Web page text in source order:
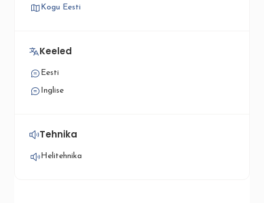
Kogu Eesti
Keeled
Eesti
Inglise
Tehnika
Helitehnika